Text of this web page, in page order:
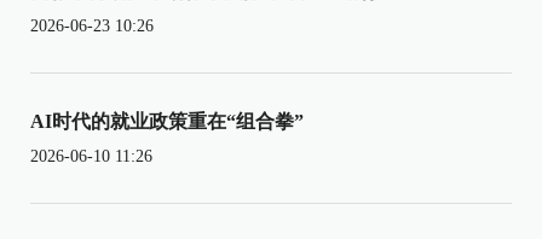
2026-06-23 10:26
AI时代的就业政策重在“组合拳”
2026-06-10 11:26